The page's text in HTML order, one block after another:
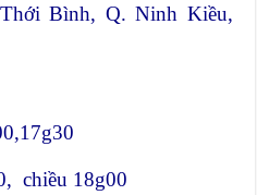
Bình, Q. Ninh Kiều,
08g00,17g30
chiều 18g00